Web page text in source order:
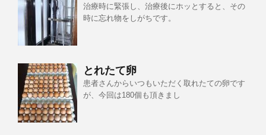
治療時に緊張し、治療後にホッとすると、その
時に忘れ物をしがちです。
とれたて卵
患者さんからいつもいただく取れたての卵です
が、今回は180個も頂きまし